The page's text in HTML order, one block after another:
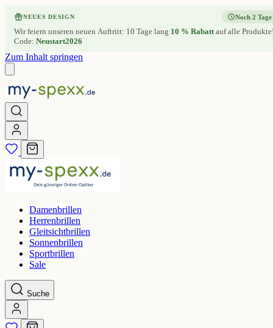
NEUES DESIGN
Wir feiern unseren neuen Auftritt: 10 Tage lang 10 % Rabattauf alle
Code: Neustart2026
Noch 2 Tage
Zum Inhalt springen
Damenbrillen
Herrenbrillen
Gleitsichtbrillen
Sonnenbrillen
Sportbrillen
Sale
Suche